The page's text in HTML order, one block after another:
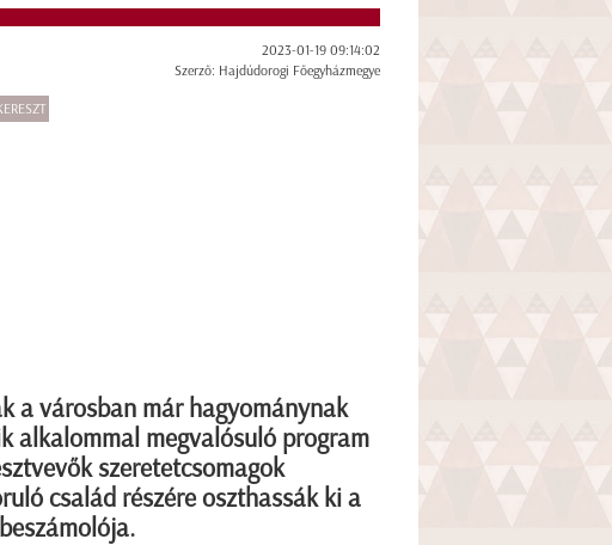
2023-01-19 09:14:02
Szerző: Hajdúdorogi Főegyházmegye
a városban már hagyománynak
alkalommal megvalósuló program
szeretetcsomagok
család részére oszthassák ki a